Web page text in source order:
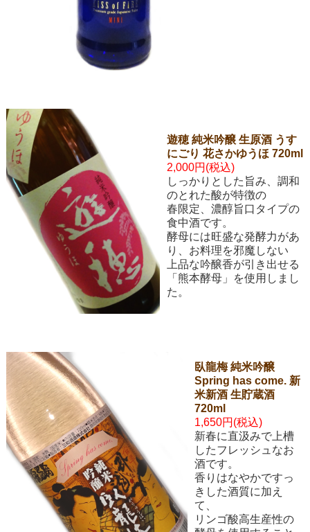
遊穂 純米吟醸 生原酒 うす
にごり 花さかゆうほ 720ml
2,000円(税込)
しっかりとした旨み、調和
のとれた酸が特徴の
春限定、濃醇旨口タイプの
食中酒です。
酵母には旺盛な発酵力があ
り、お料理を邪魔しない
上品な吟醸香が引き出せる
「熊本酵母」を使用しまし
た。
臥龍梅 純米吟醸
Spring has come. 新
米新酒 生貯蔵酒
720ml
1,650円(税込)
新春に直汲みで上槽
したフレッシュなお
酒です。
香りはなやかですっ
きした酒質に加え
て、
リンゴ酸高生産性の